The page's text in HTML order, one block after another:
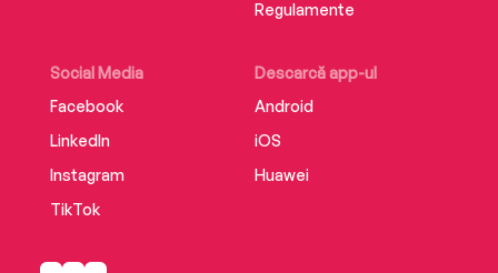
Social Media
Facebook
LinkedIn
Instagram
TikTok
Descarcă app-ul
Android
iOS
Huawei
Regulamente